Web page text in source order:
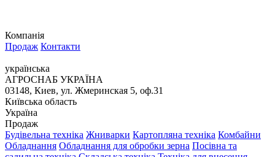
Компанія
Продаж Контакти
українська
АГРОСНАБ УКРАЇНА
03148, Киев, ул. Жмеринская 5, оф.31
Київська область
Україна
Продаж
Будівельна техніка Жниварки Картопляна техніка Комбайни
Обладнання Обладнання для обробки зерна Посівна та